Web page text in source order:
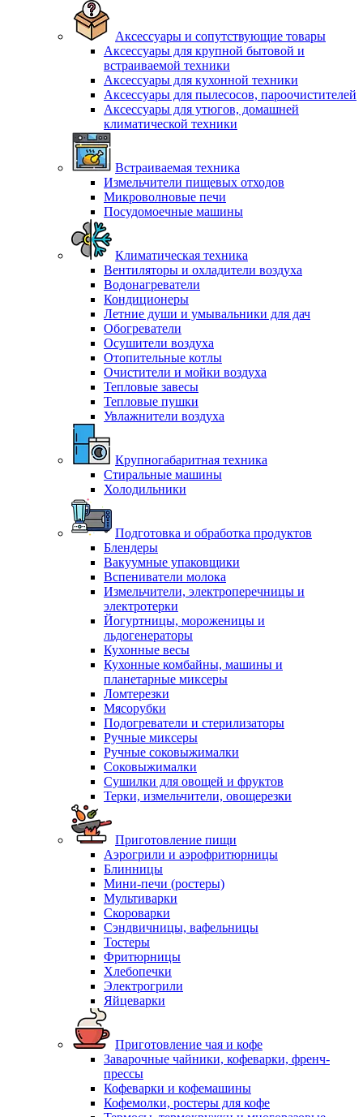
Аксессуары и сопутствующие товары
Аксессуары для крупной бытовой и
встраиваемой техники
Аксессуары для кухонной техники
Аксессуары для пылесосов, пароочистителей
Аксессуары для утюгов, домашней
климатической техники
Встраиваемая техника
Измельчители пищевых отходов
Микроволновые печи
Посудомоечные машины
Климатическая техника
Вентиляторы и охладители воздуха
Водонагреватели
Кондиционеры
Летние души и умывальники для дач
Обогреватели
Осушители воздуха
Отопительные котлы
Очистители и мойки воздуха
Тепловые завесы
Тепловые пушки
Увлажнители воздуха
Крупногабаритная техника
Стиральные машины
Холодильники
Подготовка и обработка продуктов
Блендеры
Вакуумные упаковщики
Вспениватели молока
Измельчители, электроперечницы и
электротерки
Йогуртницы, мороженицы и
льдогенераторы
Кухонные весы
Кухонные комбайны, машины и
планетарные миксеры
Ломтерезки
Мясорубки
Подогреватели и стерилизаторы
Ручные миксеры
Ручные соковыжималки
Соковыжималки
Сушилки для овощей и фруктов
Терки, измельчители, овощерезки
Приготовление пищи
Аэрогрили и аэрофритюрницы
Блинницы
Мини-печи (ростеры)
Мультиварки
Скороварки
Сэндвичницы, вафельницы
Тостеры
Фритюрницы
Хлебопечки
Электрогрили
Яйцеварки
Приготовление чая и кофе
Заварочные чайники, кофеварки, френч-
прессы
Кофеварки и кофемашины
Кофемолки, ростеры для кофе